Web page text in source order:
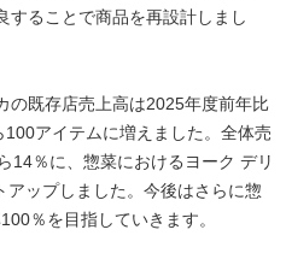
することで商品を再設計しまし
の既存店売上高は2025年度前年比
アイテムに増えました。全体売
14％に、惣菜におけるヨーク デリ
ップしました。今後はさらに惣
％を目指していきます。